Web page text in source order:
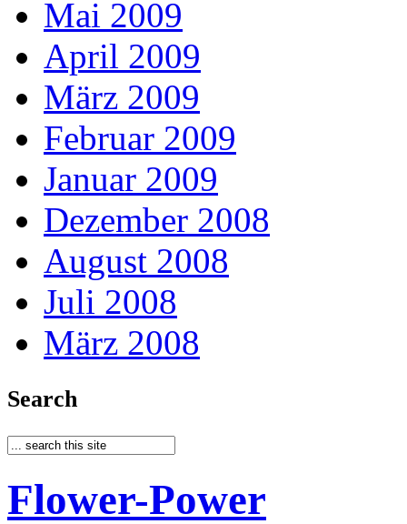
Mai 2009
April 2009
März 2009
Februar 2009
Januar 2009
Dezember 2008
August 2008
Juli 2008
März 2008
Search
Flower-Power